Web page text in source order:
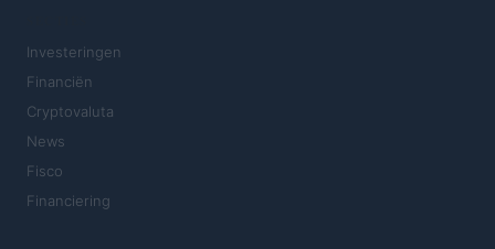
Investeringen
Financiën
Cryptovaluta
News
Fisco
Financiering